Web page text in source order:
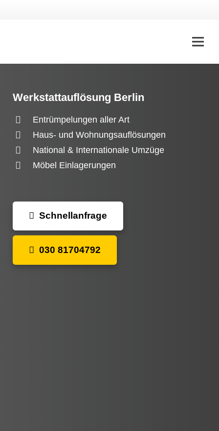
Werkstattauflösung Berlin
Entrümpelungen aller Art
Haus- und Wohnungsauflösungen
National & Internationale Umzüge
Möbel Einlagerungen
Schnellanfrage
030 81704792